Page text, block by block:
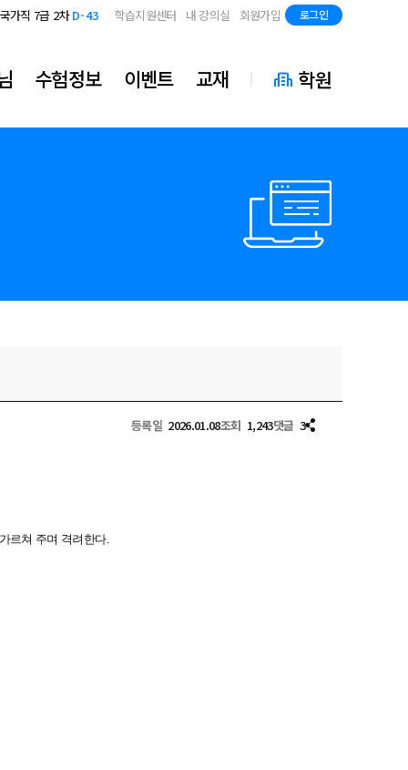
학습지원센터 내 강의실 회원가입 로그인
국가직 7급 2차D-43
지방직 7급
수험정보 이벤트 교재 학원
등록일2026.01.08조회 1,243댓글 3
르쳐 주며 격려한다.